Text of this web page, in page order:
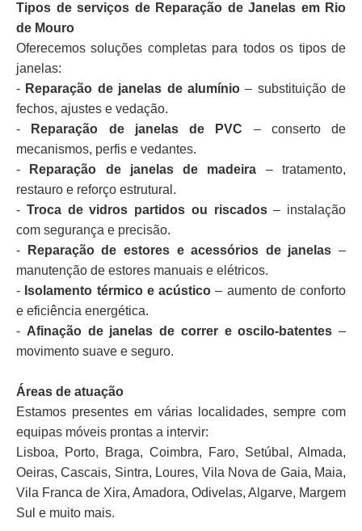
Tipos de serviços de Reparação de Janelas em Rio
de Mouro
Oferecemos soluções completas para todos os tipos de
janelas:
- Reparação de janelas de alumínio– substituição de
fechos, ajustes e vedação.
-
Reparação de janelas de PVC – conserto de
mecanismos, perfis e vedantes.
-
Reparação de janelas de madeira – tratamento,
restauro e reforço estrutural.
- Troca de vidros partidos ou riscados– instalação
com segurança e precisão.
-
Reparação de estores e acessórios de janelas –
manutenção de estores manuais e elétricos.
- Isolamento térmico e acústico – aumento de conforto
e eficiência energética.
- Afinação de janelas de correr e oscilo-batentes –
movimento suave e seguro.
Áreas de atuação
Estamos presentes em várias localidades, sempre com
equipas móveis prontas a intervir:
Lisboa, Porto, Braga, Coimbra, Faro, Setúbal, Almada,
Oeiras, Cascais, Sintra, Loures, Vila Nova de Gaia, Maia,
Vila Franca de Xira, Amadora, Odivelas, Algarve, Margem
Sul e muito mais.